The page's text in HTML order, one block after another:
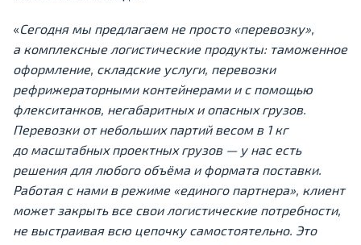
«Сегодня мы предлагаем не просто «перевозку»,
а комплексные логистические продукты: таможенное
оформление, складские услуги, перевозки
рефрижераторными контейнерами и с помощью
флекситанков, негабаритных и опасных грузов.
Перевозки от небольших партий весом в 1 кг
до масштабных проектных грузов — у нас есть
решения для любого объёма и формата поставки.
Работая с нами в режиме «единого партнера», клиент
может закрыть все свои логистические потребности,
не выстраивая всю цепочку самостоятельно. Это